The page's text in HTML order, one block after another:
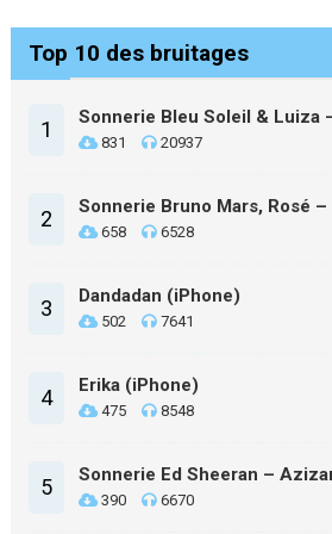
Top 10 des bruitages
1 Sonnerie Bleu Soleil & Luiza
831 20937
2 Sonnerie Bruno Mars, Rosé –
658 6528
3 Dandadan (iPhone)
502 7641
4 Erika (iPhone)
475 8548
5 Sonnerie Ed Sheeran –
390 6670